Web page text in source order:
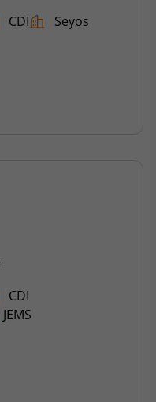
CDI
Seyos
CDI
JEMS